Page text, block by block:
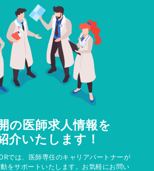
の医師求人情報を
介いたします！
では、医師専任のキャリアパートナーが
をサポートいたします。お気軽にお問い